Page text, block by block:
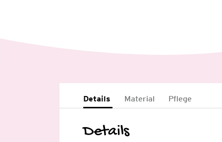
Details Material Pflege
Details